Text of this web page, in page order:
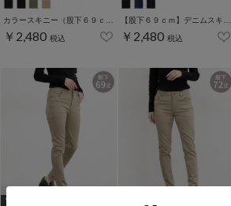
￥2,480 税込 ￥2,480 税込
WEB限定ｻｲｽﾞ[3L]